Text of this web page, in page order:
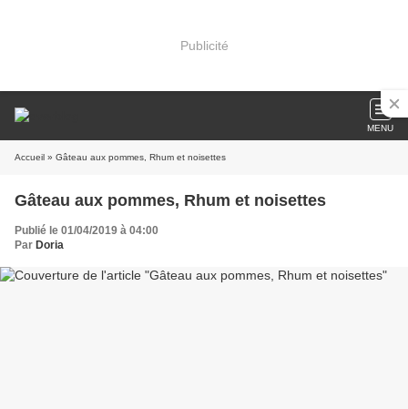
Publicité
MENU
Accueil » Gâteau aux pommes, Rhum et noisettes
Gâteau aux pommes, Rhum et noisettes
Publié le 01/04/2019 à 04:00
Par Doria